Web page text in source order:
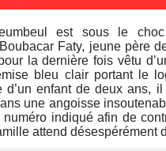
est sous le
Faty, jeune père
la dernière fois vêtu
bleu clair portant le
d’un enfant de deux ans,
une angoisse
indiqué afin de
attend désespérément